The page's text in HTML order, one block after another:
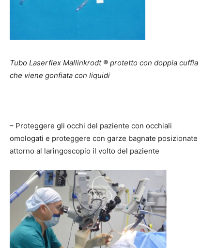
Tubo Laserflex Mallinkrodt ® protetto con doppia cuffia
che viene gonfiata con liquidi
– Proteggere gli occhi del paziente con occhiali
omologati e proteggere con garze bagnate posizionate
attorno al laringoscopio il volto del paziente